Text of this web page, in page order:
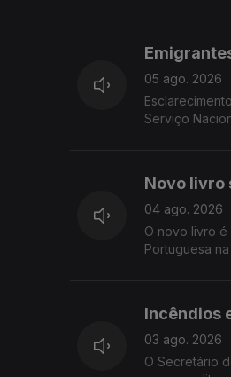
05 ago. 2026
Serviço
Novo livro
04 ago. 2026
O novo livro
Portuguesa
Incêndios
03 ago. 2026
O Secretário